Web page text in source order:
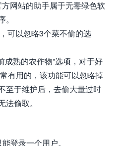
网站的助手属于无毒绿色软
可以忽略3个菜不偷的选
成熟的农作物”选项，对于好
有用的，该功能可以忽略掉
至于维护后，去偷大量过时
偷取。
登录一个用户。